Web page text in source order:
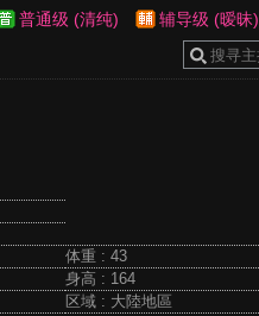
普通级 (清纯) 辅导级 (暧昧)
体重 : 43
身高 : 164
区域 : 大陸地區